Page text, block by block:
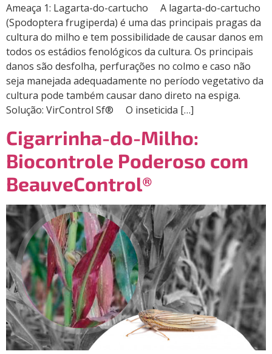
Ameaça 1: Lagarta-do-cartucho A lagarta-do-cartucho
(Spodoptera frugiperda) é uma das principais pragas da
cultura do milho e tem possibilidade de causar danos em
todos os estádios fenológicos da cultura. Os principais
danos são desfolha, perfurações no colmo e caso não
seja manejada adequadamente no período vegetativo da
cultura pode também causar dano direto na espiga.
Solução: VirControl Sf® O inseticida […]
Cigarrinha-do-Milho:
Biocontrole Poderoso com
BeauveControl®